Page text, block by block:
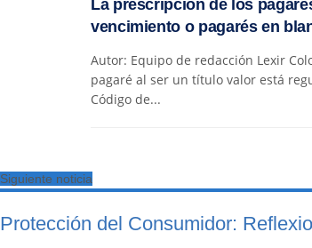
La prescripción de los
vencimiento o pagarés en
Autor: Equipo de redacción Lexir
pagaré al ser un título valor está
Código de...
Siguiente noticia
Protección del Consumidor: